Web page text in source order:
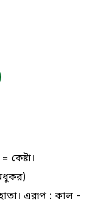
এরূপ : কাল -